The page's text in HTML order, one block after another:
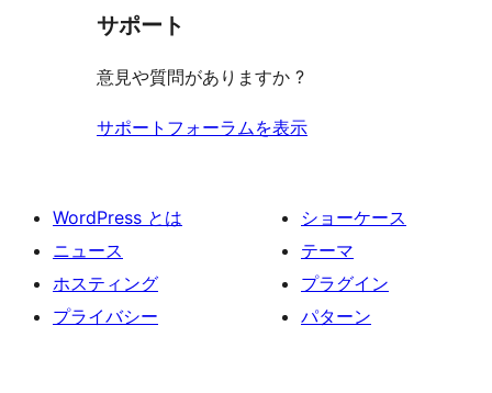
サポート
意見や質問がありますか ?
サポートフォーラムを表示
WordPress とは
ニュース
ホスティング
プライバシー
ショーケース
テーマ
プラグイン
パターン